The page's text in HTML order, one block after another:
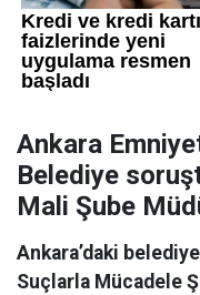
Ankara
Belediye
Mali Şube
Ankara’daki
Suçlarla Mücadele